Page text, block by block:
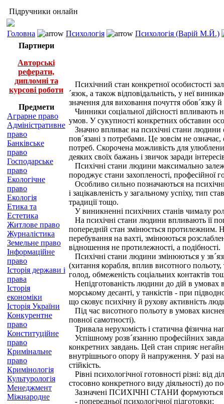
Підручники онлайн
Головна Психологія Психологія (Варій М.Й.)
Партнери
Авторські
реферати,
дипломні та
курсові роботи
Предмети
Аграрне право
Адміністративне
право
Банківське
право
Господарське
право
Екологічне
право
Екологія
Етика та
Естетика
Житлове право
Журналістика
Земельне право
Інформаційне
право
Історія держави і
права
Історія
економіки
Історія України
Конкурентне
право
Конституційне
право
Кримінальне
право
Кримінологія
Культурологія
Менеджмент
Міжнародне
Психічний стан конкретної особистості
´язок, а також відповідальність, у неї
значення для виховання почуття обов´язку й
Чинники соціальної дійсності впливають
умов. У сукупності конкретних обставин
Значно впливає на психічні стани людини
пов´язані з потребами. Це зовсім не
потреб. Скорочена можливість для
деяких своїх бажань і звичок заради
Психічні стани людини максимально
породжує стани захопленості, професійної
Особливо сильно позначаються на
і зацікавленість у загальному успіху, тип
традиції тощо.
У виникненні психічних станів чималу
На психічні стани людини впливають її
попередній стан змінюється протилежним.
перебування на вахті, змінюються
відношення не протилежності, а подібності.
Психічні стани людини змінюються у
(хитання корабля, вплив висотного
голод, обмеженість соціальних контактів
Непідготованість людини до дій в умовах
морському десанті, у танкістів - при
що сковує психічну й рухову активність
Під час висотного польоту в умовах
повної самотності).
Тривала нерухомість і статична фізична
Успішному розв´язанню професійних
конкретних завдань. Цей стан сприяє
внутрішнього опору й напруження. У разі
стійкість.
Рівні психологічної готовності різні: від
стосовно конкретного виду діяльності) до
Зазначені ПСИХІЧНІ СТАНИ формуються
- попередньої психологічної підготовки;